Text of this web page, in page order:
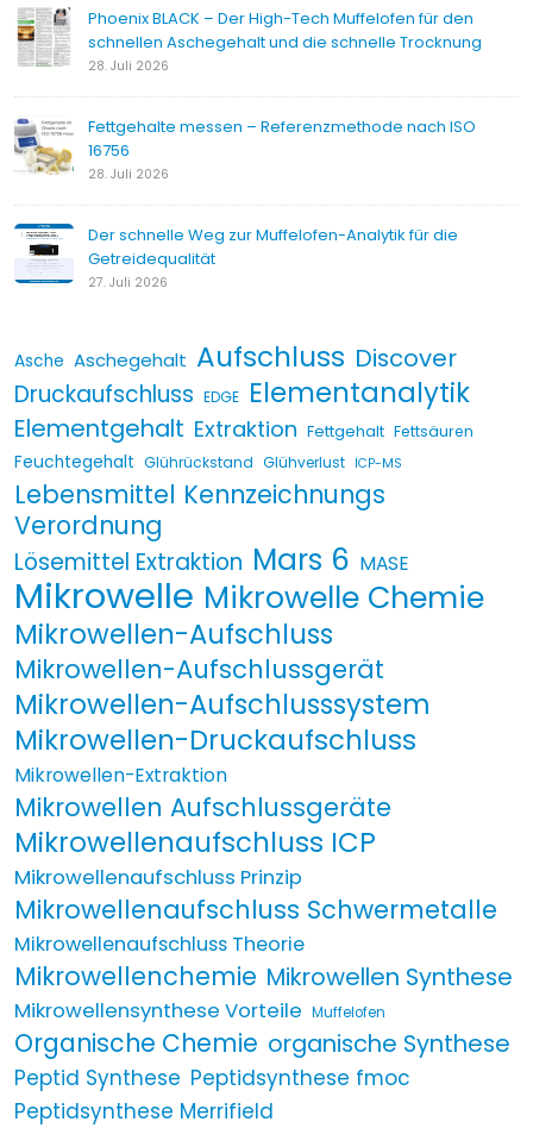
Phoenix BLACK – Der High-Tech Muffelofen für den
schnellen Aschegehalt und die schnelle Trocknung
28. Juli 2026
Fettgehalte messen – Referenzmethode nach ISO
16756
28. Juli 2026
Der schnelle Weg zur Muffelofen-Analytik für die
Getreidequalität
27. Juli 2026
Asche Aschegehalt Aufschluss Discover
Druckaufschluss EDGE Elementanalytik
Elementgehalt Extraktion Fettgehalt Fettsäuren
Feuchtegehalt Glührückstand Glühverlust ICP-MS
Lebensmittel Kennzeichnungs
Verordnung
Lösemittel Extraktion Mars 6 MASE
Mikrowelle Mikrowelle Chemie
Mikrowellen-Aufschluss
Mikrowellen-Aufschlussgerät
Mikrowellen-Aufschlusssystem
Mikrowellen-Druckaufschluss
Mikrowellen-Extraktion
Mikrowellen Aufschlussgeräte
Mikrowellenaufschluss ICP
Mikrowellenaufschluss Prinzip
Mikrowellenaufschluss Schwermetalle
Mikrowellenaufschluss Theorie
Mikrowellenchemie Mikrowellen Synthese
Mikrowellensynthese Vorteile Muffelofen
Organische Chemie organische Synthese
Peptid Synthese Peptidsynthese fmoc
Peptidsynthese Merrifield